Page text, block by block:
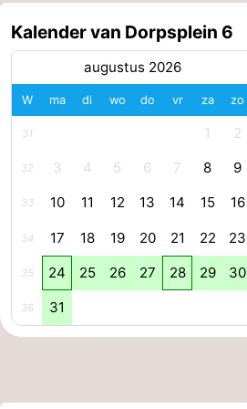
Route
Parkeren
Reisboekenwinkel
adressen
Regio
Zeeland
Schouwen-
Kalender van Dorpsplein 6
augustus 2026
W ma di wo do vr za zo
31 1 2
32 3 4 5 6 7 8 9
33 10 11 12 13 14 15 16
34 17 18 19 20 21 22 23
35 24 25 26 27 28 29 30
36 31